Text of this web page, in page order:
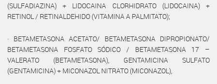
(SULFADIAZINA) + LIDOCAINA CLORHIDRATO (LIDOCAINA) +
RETINOL / RETINALDEHIDO (VITAMINA A PALMITATO);
· BETAMETASONA ACETATO/ BETAMETASONA DIPROPIONATO/
BETAMETASONA FOSFATO SÓDICO / BETAMETASONA 17 –
VALERATO (BETAMETASONA), GENTAMICINA SULFATO
(GENTAMICINA) + MICONAZOL NITRATO (MICONAZOL),